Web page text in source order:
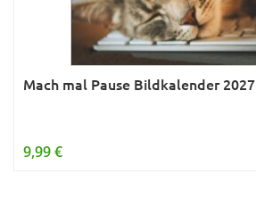
Mach mal Pause Bildkalender 2027
9,99 €